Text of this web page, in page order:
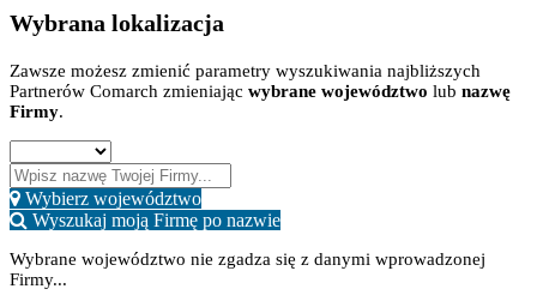
Wybrana lokalizacja
Zawsze możesz zmienić parametry wyszukiwania najbliższych
Partnerów Comarch zmieniając wybrane województwo lub nazwę
Firmy.
Wybierz województwo
Wyszukaj moją Firmę po nazwie
Wybrane województwo nie zgadza się z danymi wprowadzonej
Firmy...